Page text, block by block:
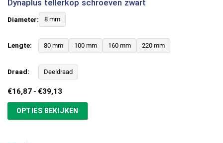
Dynaplus tellerkop schroeven zwart
Diameter: 8 mm
Lengte: 80 mm 100 mm 160 mm 220 mm
Draad: Deeldraad
€16,87 - €39,13Prijsklasse:
tot
€39,13
OPTIES BEKIJKEN